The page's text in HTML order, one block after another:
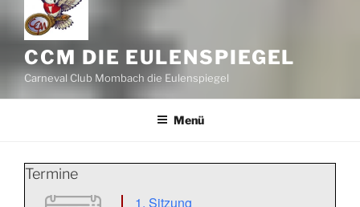
CCM DIE EULENSPIEGEL
Carneval Club Mombach die Eulenspiegel
Menü
Termine
1. Sitzung